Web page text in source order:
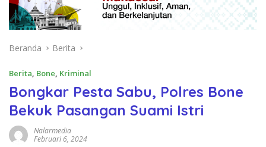
Beranda Berita
Berita, Bone, Kriminal
Bongkar Pesta Sabu, Polres Bone
Bekuk Pasangan Suami Istri
Nalarmedia
Februari 6, 2024